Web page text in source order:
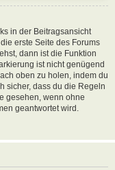
in der Beitragsansicht
erste Seite des Forums
dann ist die Funktion
ist nicht genügend
oben zu holen, indem du
sicher, dass du die Regeln
gesehen, wenn ohne
geantwortet wird.